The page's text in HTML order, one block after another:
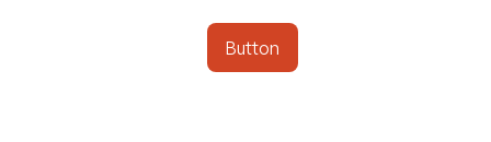
Button
Button